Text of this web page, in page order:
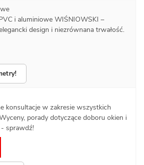
i aluminiowe WIŚNIOWSKI –
design i niezrównana trwałość.
konsultacje w zakresie wszystkich
porady dotyczące doboru okien i
sprawdź!